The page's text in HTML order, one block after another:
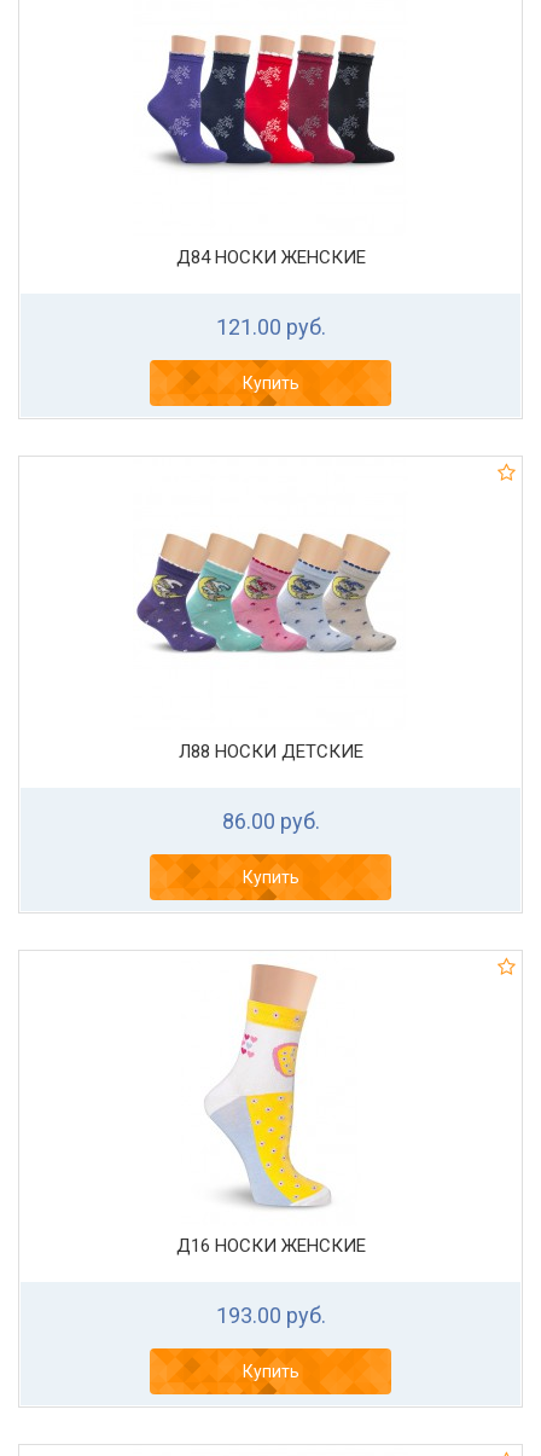
Д84 НОСКИ ЖЕНСКИЕ
121.00 руб.
Купить
Л88 НОСКИ ДЕТСКИЕ
86.00 руб.
Купить
Д16 НОСКИ ЖЕНСКИЕ
193.00 руб.
Купить